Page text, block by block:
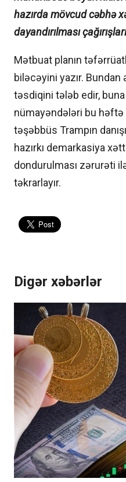
hazırda mövcud cəbhə
dayandırılması
Mətbuat planın
biləcəyini yazır.
təsdiqini tələb edir,
nümayəndələri bu həftə
təşəbbüs Trampın
hazırkı demarkasiya
dondurulması zərurəti
təkrarlayır.
Digər xəbərlər